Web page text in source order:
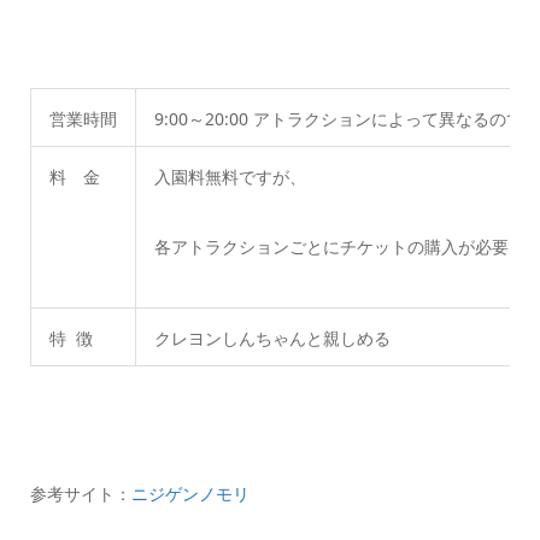
営業時間 9:00～20:00 アトラクションによって異なるので
料 金 入園料無料ですが、
各アトラクションごとにチケットの購入が必要
特 徴 クレヨンしんちゃんと親しめる
参考サイト： ニジゲンノモリ